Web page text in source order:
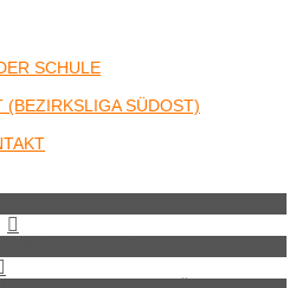
SCHULE
(BEZIRKSLIGA SÜDOST)